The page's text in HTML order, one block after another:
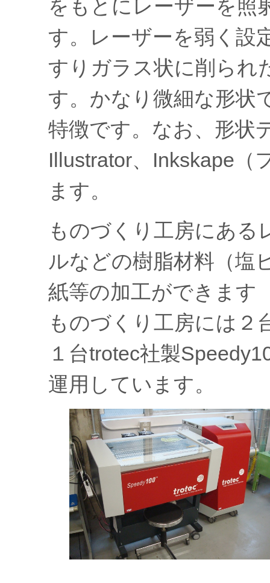
をもとにレーザーを照
す。レーザーを弱く設
すりガラス状に削られ
す。かなり微細な形状
特徴です。なお、形状
Illustrator、Inkskape（
ます。
ものづくり工房にある
ルなどの樹脂材料（塩
紙等の加工ができます
ものづくり工房には２
１台trotec社製
運用しています。